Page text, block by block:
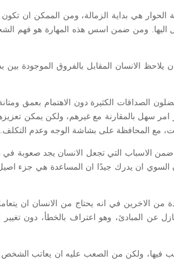
هي بداية الزمالة، ومن الممكن ان تكون
اليها. ومن ضمن اسس هذه المهارة هو فهم
الانسان المقابل بالفروق الموجودة بين
الصداقات الكثيرة دون الاهتمام بعمق
سهل بالمقارنة مع غيرهم، ولكن يمكن
مع المحافظة على بشاشة الوجه وعدم التكلف.
الاسباب التي تجعل الانسان يجد صعوبة
السوي ان يدرك جيدًا ان المساعدة هي جزء
من الاخرين في انه يحتاج من الانسان ان
عن المبادئ، وهو اعتراف بالخطأ، دون تغيير
فيها، ولكن من الصعب عليه ان يعاتب الشخص